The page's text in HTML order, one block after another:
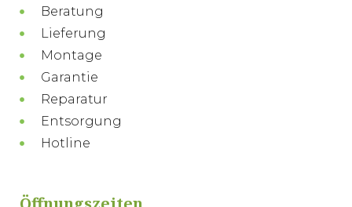
Beratung
Lieferung
Montage
Garantie
Reparatur
Entsorgung
Hotline